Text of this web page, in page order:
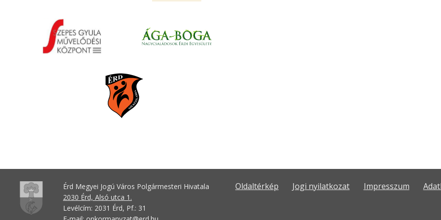
Érd Megyei Jogú Város Polgármesteri Hivatala
2030 Érd, Alsó utca 1.
Levélcím: 2031 Érd, Pf.: 31
Oldaltérkép Jogi nyilatkozat Impresszum